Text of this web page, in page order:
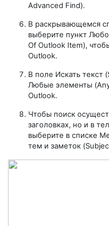
Advanced Find).
В раскрывающемся
выберите пункт
Of Outlook Item),
Outlook.
В поле Искать текст
Любые элементы
Outlook.
Чтобы поиск
заголовках, но и в
выберите в списке
тем и заметок